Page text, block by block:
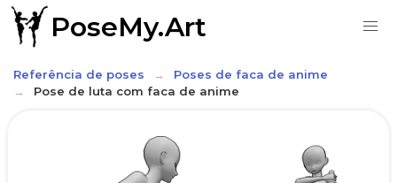
PoseMy.Art
Referência de poses
Poses de faca de anime
Pose de luta com faca de anime